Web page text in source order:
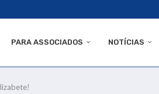
PARA ASSOCIADOS NOTÍCIAS